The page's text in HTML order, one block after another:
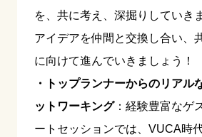
を、共に考え、深掘りしていき
アイデアを仲間と交換し合い、
に向けて進んでいきましょう！
・トップランナーからのリアル
ットワーキング：経験豊富なゲ
ートセッションでは、VUCA時